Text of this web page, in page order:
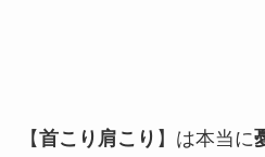
【首こり肩こり 】は本当に